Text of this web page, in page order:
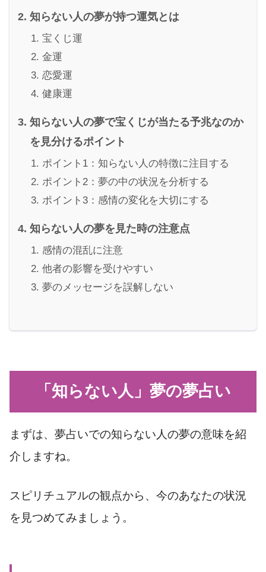
知らない人の夢が持つ運気とは
宝くじ運
金運
恋愛運
健康運
知らない人の夢で宝くじが当たる予兆なのか
を見分けるポイント
ポイント1：知らない人の特徴に注目する
ポイント2：夢の中の状況を分析する
ポイント3：感情の変化を大切にする
知らない人の夢を見た時の注意点
感情の混乱に注意
他者の影響を受けやすい
夢のメッセージを誤解しない
「知らない人」夢の夢占い
まずは、夢占いでの知らない人の夢の意味を紹
介しますね。
スピリチュアルの観点から、今のあなたの状況
を見つめてみましょう。